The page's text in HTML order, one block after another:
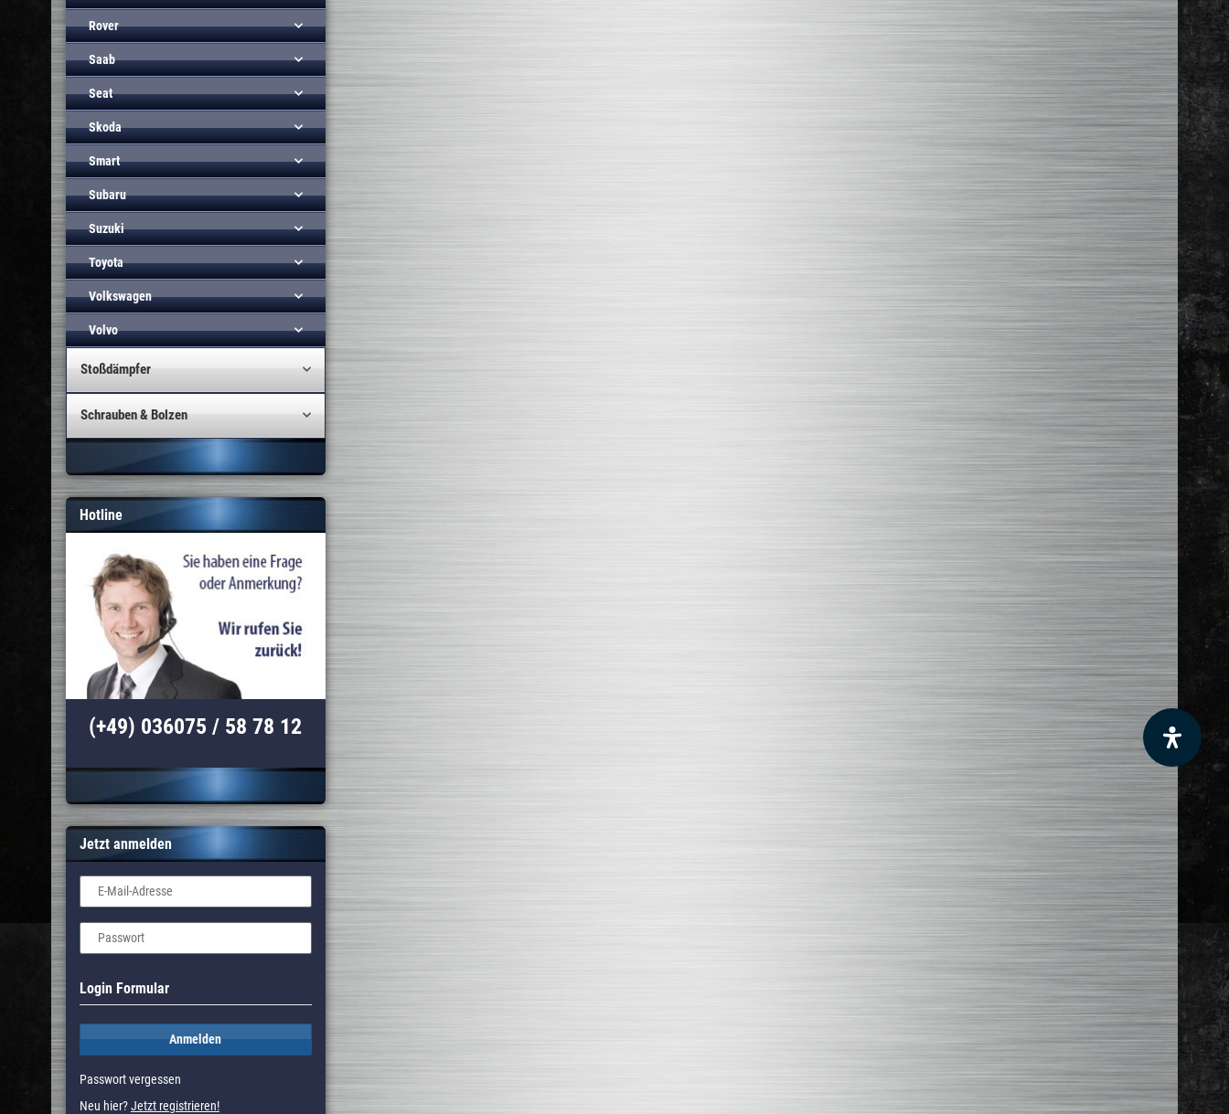
Rover
Saab
Seat
Skoda
Smart
Subaru
Suzuki
Toyota
Volkswagen
Volvo
Stoßdämpfer
Schrauben & Bolzen
Hotline
(+49) 036075 / 58 78 12
Jetzt anmelden
E-Mail-Adresse
Passwort
Login Formular
Anmelden
Passwort vergessen
Neu hier?Jetzt registrieren!